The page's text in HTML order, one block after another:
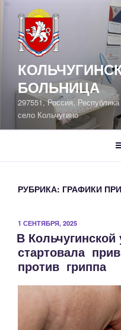
содержимому
БОЛЬНИЦА
297551, Россия,
село Кольчугино
РУБРИКА: ГРАФИКИ
ОПУБЛИКОВАНО
1 СЕНТЯБРЯ, 2025
В
стартовала
против гриппа